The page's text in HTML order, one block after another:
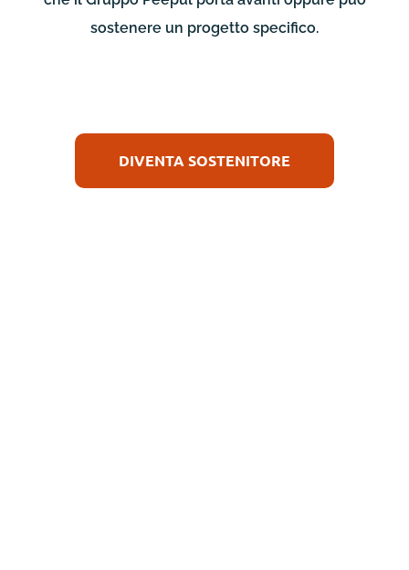
sostenere un progetto specifico.
DIVENTA SOSTENITORE